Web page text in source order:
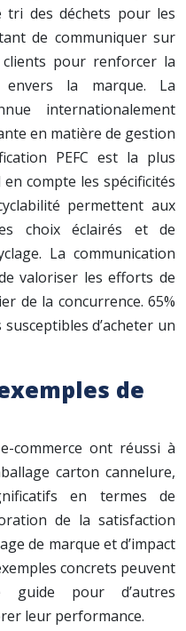
des déchets pour les
de communiquer sur
pour renforcer la
envers la marque. La
internationalement
en matière de gestion
PEFC est la plus
compte les spécificités
permettent aux
choix éclairés et de
La communication
valoriser les efforts de
de la concurrence. 65%
d’acheter un
de
commerce ont réussi à
carton cannelure,
en termes de
de la satisfaction
de marque et d’impact
concrets peuvent
guide pour d’autres
leur performance.